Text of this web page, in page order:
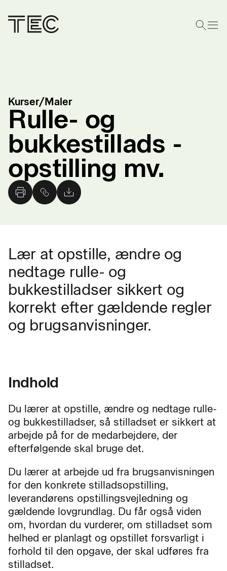
Kurser/Maler
Rulle- og
bukkestillads -
opstilling mv.
Lær at opstille, ændre og
nedtage rulle- og
bukkestilladser sikkert og
korrekt efter gældende regler
og brugsanvisninger.
Indhold
Du lærer at opstille, ændre og nedtage rulle-
og bukkestilladser, så stilladset er sikkert at
arbejde på for de medarbejdere, der
efterfølgende skal bruge det.
Du lærer at arbejde ud fra brugsanvisningen
for den konkrete stilladsopstilling,
leverandørens opstillingsvejledning og
gældende lovgrundlag. Du får også viden
om, hvordan du vurderer, om stilladset som
helhed er planlagt og opstillet forsvarligt i
forhold til den opgave, der skal udføres fra
stilladset.